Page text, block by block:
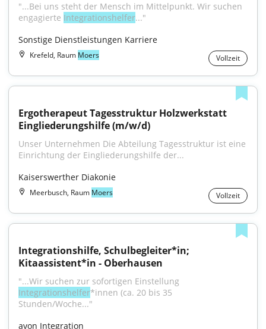
"...Bei uns steht der Mensch im Mittelpunkt. Wir suchen
engagierte Integrationshelfer..."
Sonstige Dienstleistungen Karriere
Krefeld, Raum Moers Vollzeit
Ergotherapeut Tagesstruktur Holzwerkstatt
Eingliederungshilfe (m/w/d)
Unser Unternehmen Die Abteilung Tagesstruktur ist eine
Einrichtung der Eingliederungshilfe der...
Kaiserswerther Diakonie
Meerbusch, Raum Moers Vollzeit
Integrationshilfe, Schulbegleiter*in;
Kitaassistent*in - Oberhausen
Integrationshelfer*innen (ca. 20 bis 35
Stunden/Woche..."
avon Integration